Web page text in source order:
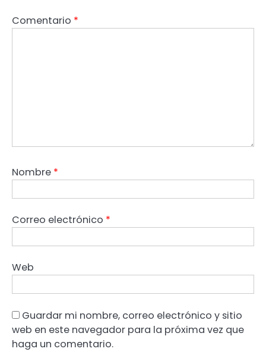
Comentario *
Nombre *
Correo electrónico *
Web
Guardar mi nombre, correo electrónico y sitio
web en este navegador para la próxima vez que
haga un comentario.